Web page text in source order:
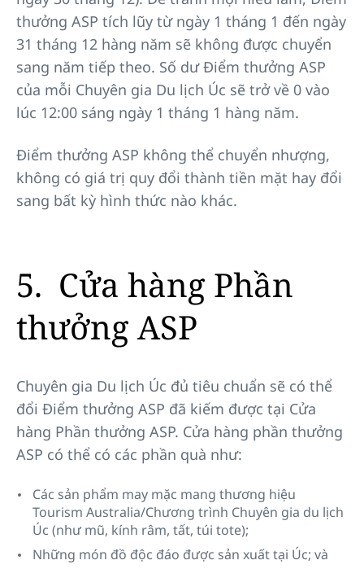
thưởng ASP tích lũy từ ngày 1 tháng 1 đến ngày
31 tháng 12 hàng năm sẽ không được chuyển
sang năm tiếp theo. Số dư Điểm thưởng ASP
của mỗi Chuyên gia Du lịch Úc sẽ trở về 0 vào
lúc 12:00 sáng ngày 1 tháng 1 hàng năm.
Điểm thưởng ASP không thể chuyển nhượng,
không có giá trị quy đổi thành tiền mặt hay đổi
sang bất kỳ hình thức nào khác.
5. Cửa hàng Phần
thưởng ASP
Chuyên gia Du lịch Úc đủ tiêu chuẩn sẽ có thể
đổi Điểm thưởng ASP đã kiếm được tại Cửa
hàng Phần thưởng ASP. Cửa hàng phần thưởng
ASP có thể có các phần quà như:
Các sản phẩm may mặc mang thương hiệu
Tourism Australia/Chương trình Chuyên gia du lịch
Úc (như mũ, kính râm, tất, túi tote);
Những món đồ độc đáo được sản xuất tại Úc; và